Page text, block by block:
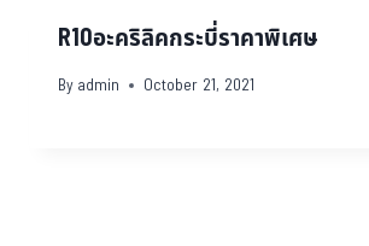
R10อะคริลิคกระบี่ราคาพิเศษ
By admin October 21, 2021